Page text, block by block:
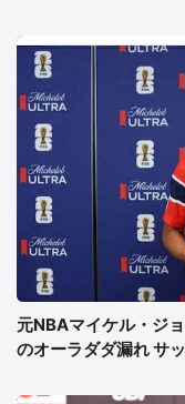
元NBAマイケル・ジ
のオーラダダ漏れ サ